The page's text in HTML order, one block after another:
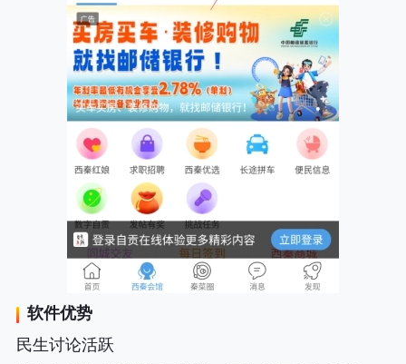
软件优势
民生讨论活跃